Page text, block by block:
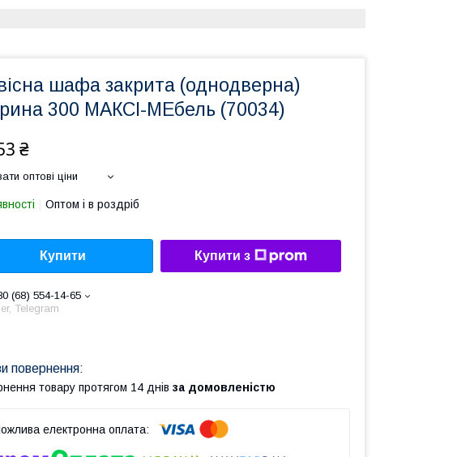
шафа закрита (однодверна)
300 МАКСІ-МЕбель (70034)
₴
оптові ціни
Оптом і в роздріб
Купити Купити з
(68) 554-14-65
Telegram
товару протягом 14 днів за домовленістю